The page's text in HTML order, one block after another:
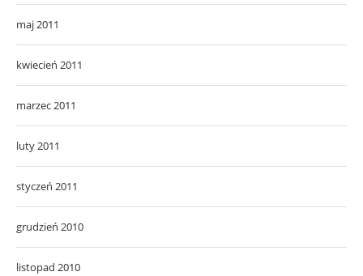
maj 2011
kwiecień 2011
marzec 2011
luty 2011
styczeń 2011
grudzień 2010
listopad 2010